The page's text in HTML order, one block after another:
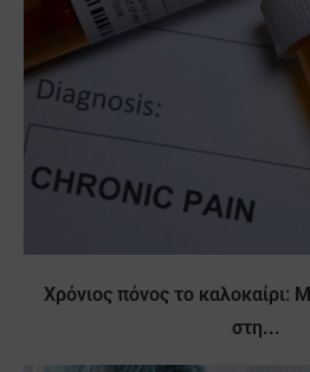
Χρόνιος πόνος το καλοκαίρι:
στη...